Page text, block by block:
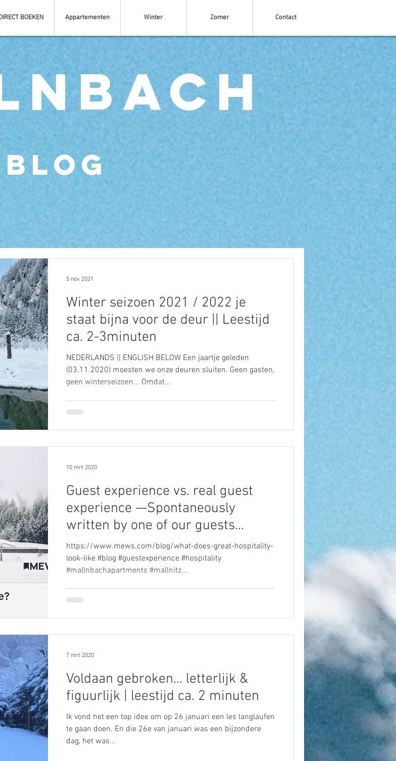
BOEKEN Appartementen Winter Zomer Contact
Blog
Winter seizoen 2021 / 2022 je
staat bijna voor de deur || Leestijd
ca. 2-3minuten
NEDERLANDS || ENGLISH BELOW Een jaartje geleden
(03.11.2020) moesten we onze deuren sluiten. Geen gasten,
geen winterseizoen... Omdat...
5 nov 2021
Guest experience vs. real guest
experience —Spontaneously
written by one of our guests...
https://www.mews.com/blog/what-does-great-hospitality-
look-like #blog #guestexperience #hospitality
#mallnbachapartments #mallnitz...
10 mrt 2020
Voldaan gebroken... letterlijk &
figuurlijk | leestijd ca. 2 minuten
Ik vond het een top idee om op 26 januari een les langlaufen
te gaan doen. En die 26e van januari was een bijzondere
dag, het was...
7 mrt 2020